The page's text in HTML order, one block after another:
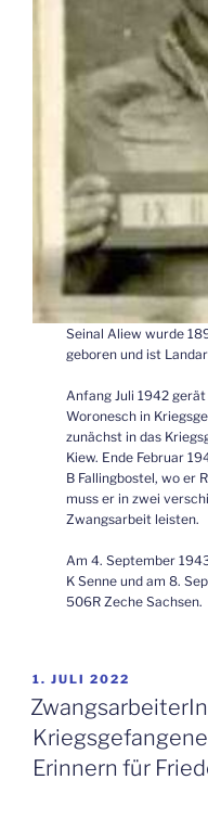
Seinal Aliew wurde
geboren und ist
Anfang Juli 1942
Woronesch in
zunächst in das
Kiew. Ende Februar
B Fallingbostel, wo er
muss er in zwei
Zwangsarbeit leisten.
Am 4. September
K Senne und am 8.
506R Zeche Sachsen.
VERÖFFENTLICHT
AM
1. JULI 2022
Erinnern für